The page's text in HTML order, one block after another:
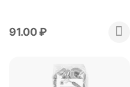
91.00₽